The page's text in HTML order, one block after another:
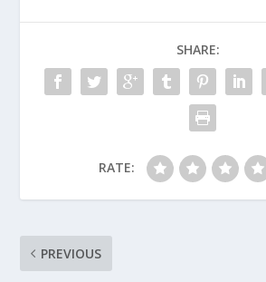
SHARE:
RATE:
PREVIOUS